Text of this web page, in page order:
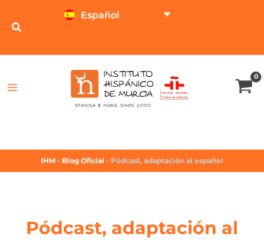
Español
IHM - Blog Oficial - Pódcast, adaptación al español
Pódcast, adaptación al